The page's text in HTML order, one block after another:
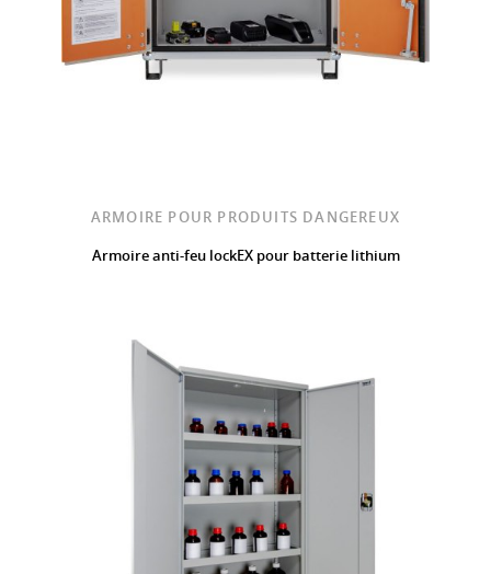
ARMOIRE POUR PRODUITS DANGEREUX
Armoire anti-feu lockEX pour batterie lithium